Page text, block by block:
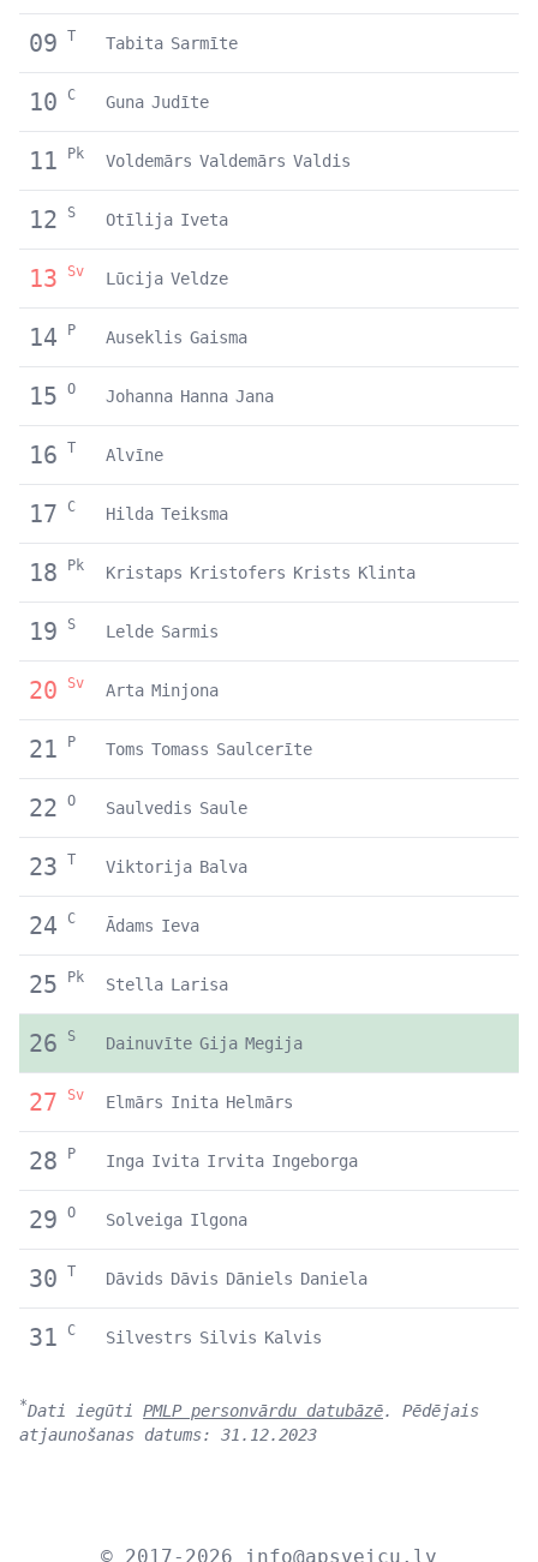
09 T Tabita Sarmīte
10 C Guna Judīte
11 Pk Voldemārs Valdemārs Valdis
12 S Otīlija Iveta
13 Sv Lūcija Veldze
14 P Auseklis Gaisma
15 O Johanna Hanna Jana
16 T Alvīne
17 C Hilda Teiksma
18 Pk Kristaps Kristofers Krists Klinta
19 S Lelde Sarmis
20 Sv Arta Minjona
21 P Toms Tomass Saulcerīte
22 O Saulvedis Saule
23 T Viktorija Balva
24 C Ādams Ieva
25 Pk Stella Larisa
26 S Dainuvīte Gija Megija
27 Sv Elmārs Inita Helmārs
28 P Inga Ivita Irvita Ingeborga
29 O Solveiga Ilgona
30 T Dāvids Dāvis Dāniels Daniela
31 C Silvestrs Silvis Kalvis
*Dati iegūti PMLP personvārdu datubāzē. Pēdējais
atjaunošanas datums: 31.12.2023
© 2017-2026 info@apsveicu.lv